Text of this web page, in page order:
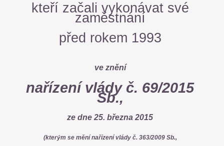
kteří začali vykonávat své
zaměstnání
před rokem 1993
ve znění
nařízení vlády č. 69/2015
Sb.,
ze dne 25. března 2015
(kterým se mění nařízení vlády č. 363/2009 Sb.,